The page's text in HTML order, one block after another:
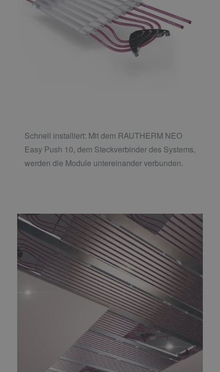
Schnell installiert: Mit dem RAUTHERM NEO
Easy Push 10, dem Steckverbinder des Systems,
werden die Module untereinander verbunden.